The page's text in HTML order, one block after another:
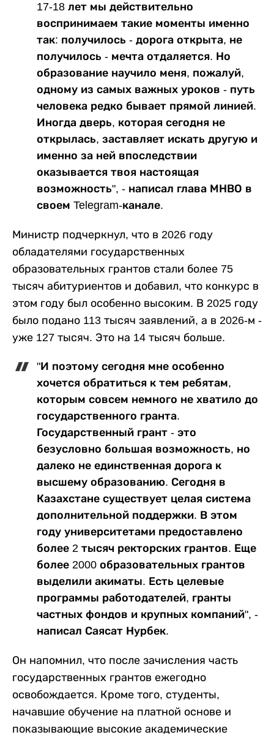
17-18 лет мы действительно
воспринимаем такие моменты именно
так: получилось - дорога открыта, не
получилось - мечта отдаляется. Но
образование научило меня, пожалуй,
одному из самых важных уроков - путь
человека редко бывает прямой линией.
Иногда дверь, которая сегодня не
открылась, заставляет искать другую и
именно за ней впоследствии
оказывается твоя настоящая
возможность", - написал глава МНВО в
своем Telegram-канале.
Министр подчеркнул, что в 2026 году
обладателями государственных
образовательных грантов стали более 75
тысяч абитуриентов и добавил, что конкурс в
этом году был особенно высоким. В 2025 году
было подано 113 тысяч заявлений, а в 2026-м -
уже 127 тысяч. Это на 14 тысяч больше.
"И поэтому сегодня мне особенно
хочется обратиться к тем ребятам,
которым совсем немного не хватило до
государственного гранта.
Государственный грант - это
безусловно большая возможность, но
далеко не единственная дорога к
высшему образованию. Сегодня в
Казахстане существует целая система
дополнительной поддержки. В этом
году университетами предоставлено
более 2 тысяч ректорских грантов. Еще
более 2000 образовательных грантов
выделили акиматы. Есть целевые
программы работодателей, гранты
частных фондов и крупных компаний", -
написал Саясат Нурбек.
Он напомнил, что после зачисления часть
государственных грантов ежегодно
освобождается. Кроме того, студенты,
начавшие обучение на платной основе и
показывающие высокие академические